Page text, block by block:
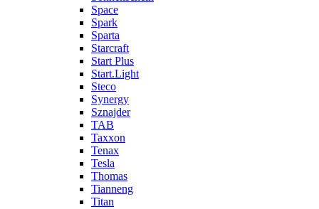
Space
Spark
Sparta
Starcraft
Start Plus
Start.Light
Steco
Synergy
Sznajder
TAB
Taxxon
Tenax
Tesla
Thomas
Tianneng
Titan